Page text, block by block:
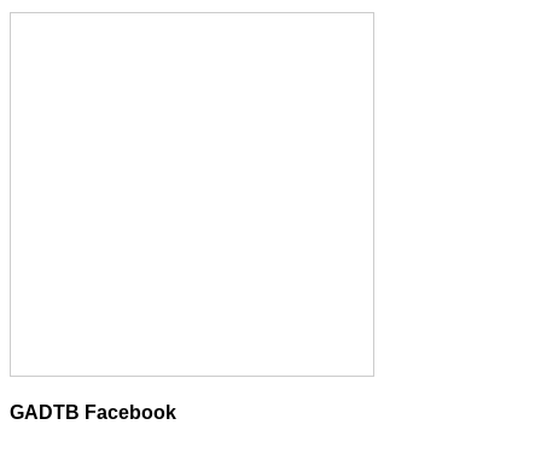
GADTB Facebook